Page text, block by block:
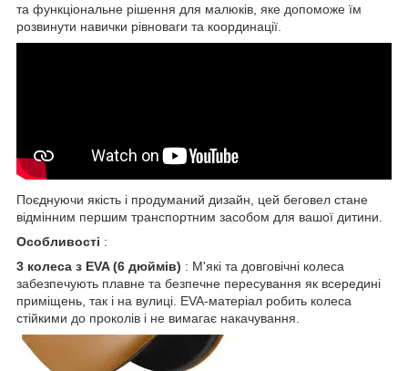
та функціональне рішення для малюків, яке допоможе їм
розвинути навички рівноваги та координації.
Поєднуючи якість і продуманий дизайн, цей беговел стане
відмінним першим транспортним засобом для вашої дитини.
Особливості :
3 колеса з EVA (6 дюймів) : М'які та довговічні колеса
забезпечують плавне та безпечне пересування як всередині
приміщень, так і на вулиці. EVA-матеріал робить колеса
стійкими до проколів і не вимагає накачування.